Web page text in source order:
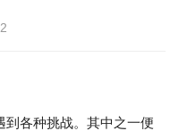
各种挑战。其中之一便